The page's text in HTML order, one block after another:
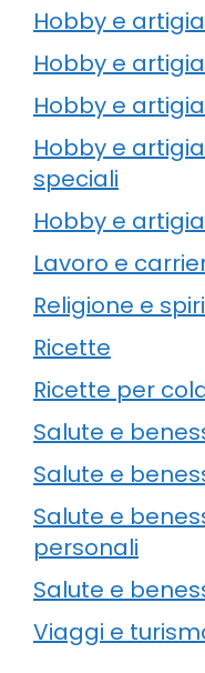
Hobby e
Hobby e
Hobby e
Hobby e
speciali
Hobby e
Lavoro e
Religione e
Ricette
Ricette per
Salute e
Salute e
Salute e
personali
Salute e
Viaggi e